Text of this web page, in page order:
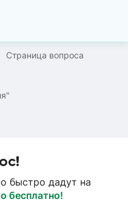
Страница вопроса
быстро дадут на
бесплатно!